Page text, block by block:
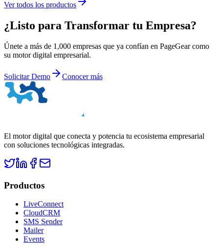
Ver todos los productos
¿Listo para Transformar tu Empresa?
Únete a más de 1,000 empresas que ya confían en PageGear como
su motor digital empresarial.
Solicitar Demo Conocer más
El motor digital que conecta y potencia tu ecosistema empresarial
con soluciones tecnológicas integradas.
Productos
LiveConnect
CloudCRM
SMS Sender
Mailer
Events